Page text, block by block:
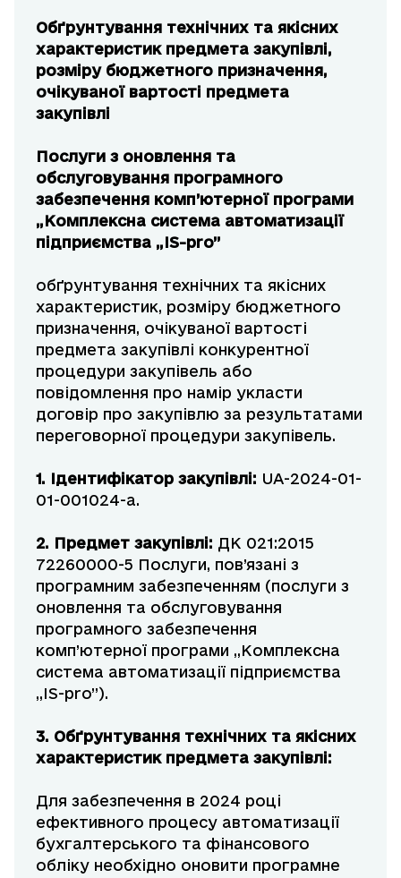
Обґрунтування технічних та якісних
характеристик предмета закупівлі,
розміру бюджетного призначення,
очікуваної вартості предмета
закупівлі
Послуги з оновлення та
обслуговування програмного
забезпечення комп’ютерної програми
„Комплексна система автоматизації
підприємства „IS-pro”
обґрунтування технічних та якісних
характеристик, розміру бюджетного
призначення, очікуваної вартості
предмета закупівлі конкурентної
процедури закупівель або
повідомлення про намір укласти
договір про закупівлю за результатами
переговорної процедури закупівель.
1. Ідентифікатор закупівлі: UA-2024-01-
01-001024-a.
2. Предмет закупівлі: ДК 021:2015
72260000-5 Послуги, пов’язані з
програмним забезпеченням (послуги з
оновлення та обслуговування
програмного забезпечення
комп’ютерної програми „Комплексна
система автоматизації підприємства
„IS-pro”).
3. Обґрунтування технічних та якісних
характеристик предмета закупівлі:
Для забезпечення в 2024 році
ефективного процесу автоматизації
бухгалтерського та фінансового
обліку необхідно оновити програмне